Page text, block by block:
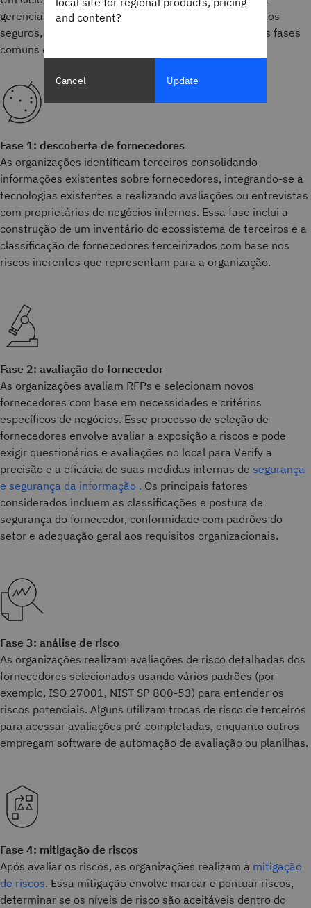
gerenciar os riscos de terceiros e criar relacionamentos
seguros, conformes e benéficos com fornecedores. As fases
comuns do ciclo de vida do TPRM incluem:
Fase 1: descoberta de fornecedores
As organizações identificam terceiros consolidando
informações existentes sobre fornecedores, integrando-se a
tecnologias existentes e realizando avaliações ou entrevistas
com proprietários de negócios internos. Essa fase inclui a
construção de um inventário do ecossistema de terceiros e a
classificação de fornecedores terceirizados com base nos
riscos inerentes que representam para a organização.
Fase 2: avaliação do fornecedor
As organizações avaliam RFPs e selecionam novos
fornecedores com base em necessidades e critérios
específicos de negócios. Esse processo de seleção de
fornecedores envolve avaliar a exposição a riscos e pode
exigir questionários e avaliações no local para Verify a
precisão e a eficácia de suas medidas internas de segurança
e segurança da informação . Os principais fatores
considerados incluem as classificações e postura de
segurança do fornecedor, conformidade com padrões do
setor e adequação geral aos requisitos organizacionais.
Fase 3: análise de risco
As organizações realizam avaliações de risco detalhadas dos
fornecedores selecionados usando vários padrões (por
exemplo, ISO 27001, NIST SP 800-53) para entender os
riscos potenciais. Alguns utilizam trocas de risco de terceiros
para acessar avaliações pré-completadas, enquanto outros
empregam software de automação de avaliação ou planilhas.
Fase 4: mitigação de riscos
Após avaliar os riscos, as organizações realizam a mitigação
de riscos. Essa mitigação envolve marcar e pontuar riscos,
determinar se os níveis de risco são aceitáveis dentro do
and content?
Cancel Update